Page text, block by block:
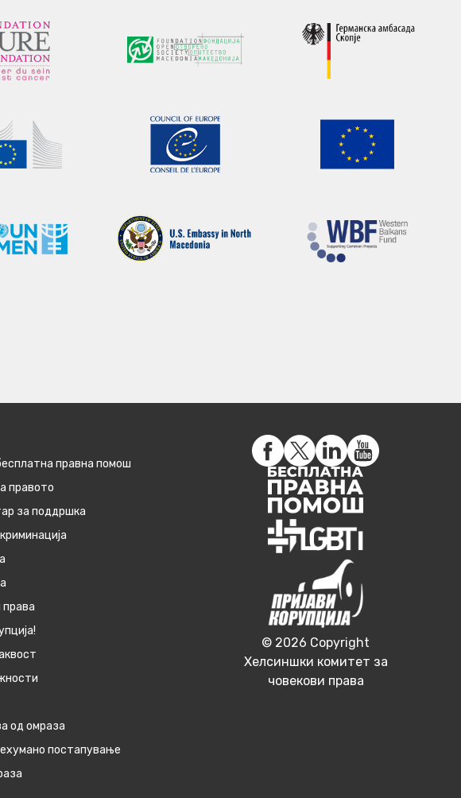
правна помош
правото
за поддршка
права
од омраза
постапување
© 2026 Copyright
Хелсиншки комитет за
човекови права